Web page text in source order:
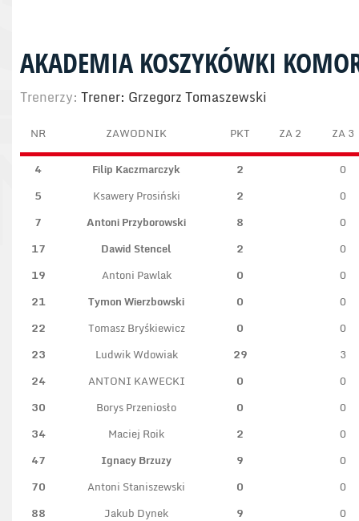
AKADEMIA KOSZYKÓWKI
Trenerzy: Trener: Grzegorz Tomaszewski
NR ZAWODNIK PKT ZA 2 ZA 3
4 Filip Kaczmarczyk 2
0
5
Ksawery Prosiński 2
0
7
Antoni Przyborowski 8
0
17
Dawid Stencel 2
0
19
Antoni Pawlak 0
0
21
Tymon Wierzbowski 0
0
22
Tomasz Bryśkiewicz 0
0
23
Ludwik Wdowiak 29
3
24
ANTONI KAWECKI 0
0
30
Borys Przeniosło 0
0
34
Maciej Roik 2
0
47
Ignacy Brzuzy 9
0
70
Antoni Staniszewski 0
0
88
Jakub Dynek 9
0